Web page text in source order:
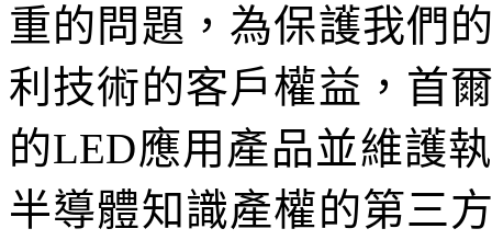
重的問題，為保護我們
利技術的客戶權益，首
的LED應用產品並維護
半導體知識產權的第三